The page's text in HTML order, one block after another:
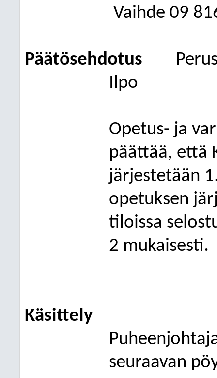
Vaihde 09
Päätösehdotus
Ilpo
Opetus- ja
päättää, että
järjestetään
opetuksen
tiloissa
2 mukaisesti.
Käsittely
seuraavan